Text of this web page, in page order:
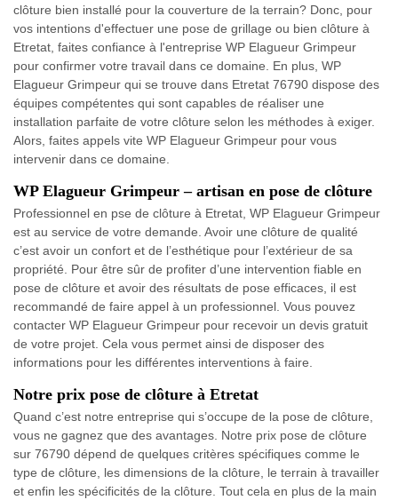
clôture bien installé pour la couverture de la terrain? Donc, pour
vos intentions d'effectuer une pose de grillage ou bien clôture à
Etretat, faites confiance à l'entreprise WP Elagueur Grimpeur
pour confirmer votre travail dans ce domaine. En plus, WP
Elagueur Grimpeur qui se trouve dans Etretat 76790 dispose des
équipes compétentes qui sont capables de réaliser une
installation parfaite de votre clôture selon les méthodes à exiger.
Alors, faites appels vite WP Elagueur Grimpeur pour vous
intervenir dans ce domaine.
WP Elagueur Grimpeur – artisan en pose de clôture
Professionnel en pse de clôture à Etretat, WP Elagueur Grimpeur
est au service de votre demande. Avoir une clôture de qualité
c’est avoir un confort et de l’esthétique pour l’extérieur de sa
propriété. Pour être sûr de profiter d’une intervention fiable en
pose de clôture et avoir des résultats de pose efficaces, il est
recommandé de faire appel à un professionnel. Vous pouvez
contacter WP Elagueur Grimpeur pour recevoir un devis gratuit
de votre projet. Cela vous permet ainsi de disposer des
informations pour les différentes interventions à faire.
Notre prix pose de clôture à Etretat
Quand c’est notre entreprise qui s’occupe de la pose de clôture,
vous ne gagnez que des avantages. Notre prix pose de clôture
sur 76790 dépend de quelques critères spécifiques comme le
type de clôture, les dimensions de la clôture, le terrain à travailler
et enfin les spécificités de la clôture. Tout cela en plus de la main